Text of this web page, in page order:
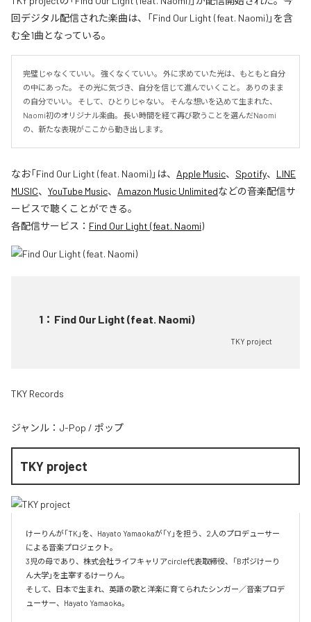
回デジタル配信された楽曲は、「Find Our Light (feat. Naomi)」を含
む全1曲となっている。
完璧じゃなくていい。 強くなくていい。 外に求めていた光は、もともと自分
の中にあった。 その光に気づき、自分を信じて進んでいくこと。 ありのまま
の自分でいい。 そして、ひとりじゃない。 そんな想いを込めて生まれた、
Naomi初のオリジナル楽曲。 長い時間を経て再び歌うことを選んだNaomi
の、新たな表現がここから動き出します。
なお「Find Our Light (feat. Naomi)」は、 Apple Music、 Spotify、 LINE
MUSIC、 YouTube Music、 Amazon Music Unlimitedなどの音楽配信サ
ービスで聴くことができる。
各配信サービス： Find Our Light (feat. Naomi)
1 ： Find Our Light (feat. Naomi)
TKY project
TKY Records
ジャンル： J-Pop / ポップ
TKY project
けーりんが「TK」を、Hayato Yamaokaが「Y」を担う、2人のプロデューサー
による音楽プロジェクト。
3児の母であり、株式会社ライフキャリアcircle代表取締役、「Bポジけーり
ん大学」を主宰するけーりん。
そして、日本で生まれ、英語の歌と洋楽に育てられたシンガー／音楽プロデ
ューサー、Hayato Yamaoka。